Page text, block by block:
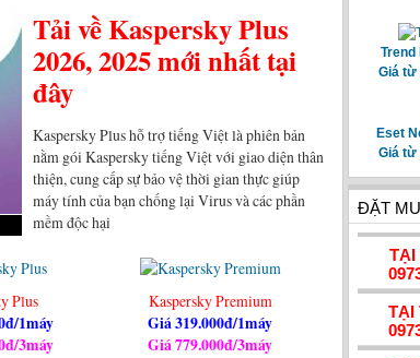
Tải về Kaspersky Plus
2026, 2025 mới nhất tại
đây
Kaspersky Plus hỗ trợ tiếng Việt là phiên bản
nằm gói Kaspersky tiếng Việt với giao diện thân
thiện, cung cấp sự bảo vệ thời gian thực giúp
máy tính của bạn chống lại Virus và các phần
mềm độc hại
Plus
1máy
3máy
Kaspersky Premium
Giá 319.000đ/1máy
Giá 779.000đ/3máy
Trend
Giá từ
Eset
Giá từ
ĐẶT
TẠI
TẠI